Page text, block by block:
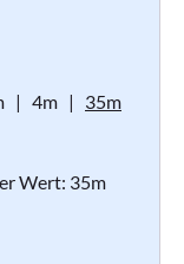
| 4m | 35m
Wert: 35m